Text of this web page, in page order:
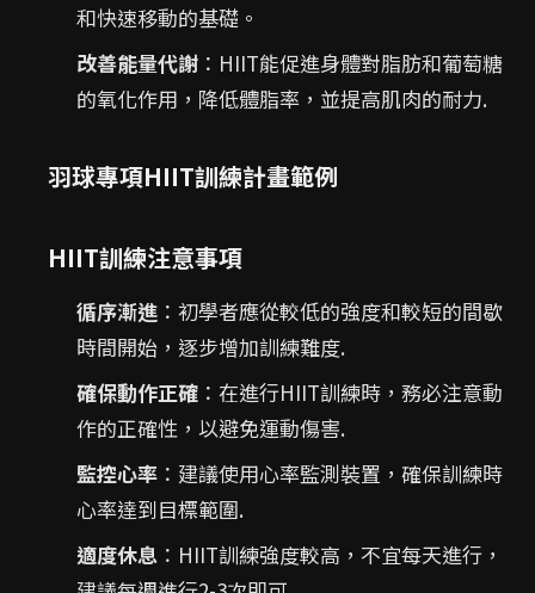
和快速移動的基礎。
改善能量代謝 ：HIIT能促進身體對脂肪和葡萄糖
的氧化作用，降低體脂率，並提高肌肉的耐力.
羽球專項HIIT訓練計畫範例
HIIT訓練注意事項
循序漸進 ：初學者應從較低的強度和較短的間歇
時間開始，逐步增加訓練難度.
確保動作正確 ：在進行HIIT訓練時，務必注意動
作的正確性，以避免運動傷害.
監控心率 ：建議使用心率監測裝置，確保訓練時
心率達到目標範圍.
適度休息 ：HIIT訓練強度較高，不宜每天進行，